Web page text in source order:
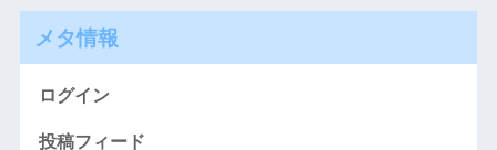
メタ情報
ログイン
投稿フィード